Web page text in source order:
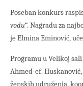
Poseban konkurs
vodu“. Nagradu za
je Elmina Eminović,
Programu u Velikoj
Ahmed-ef.
ženskih udruženja,